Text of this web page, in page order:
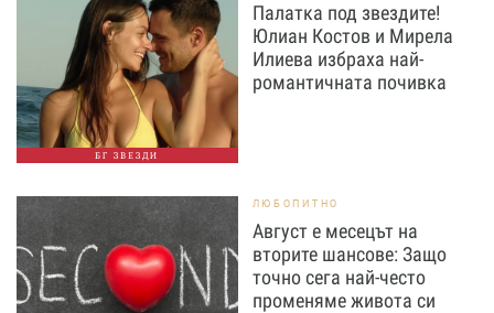
БГ ЗВЕЗДИ
Палатка под звездите!
Юлиан Костов и Мирела
Илиева избраха най-
романтичната почивка
ЛЮБОПИТНО
Август е месецът на
вторите шансове: Защо
точно сега най-често
променяме живота си